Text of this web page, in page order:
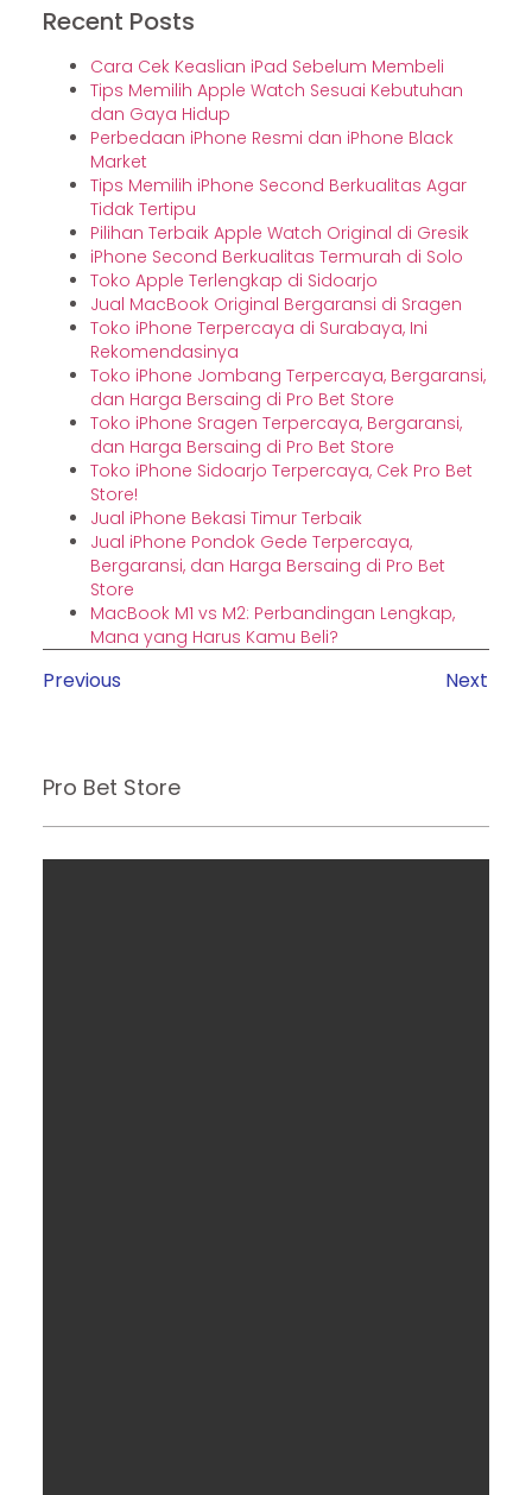
Recent Posts
Cara Cek Keaslian iPad Sebelum Membeli
Tips Memilih Apple Watch Sesuai Kebutuhan
dan Gaya Hidup
Perbedaan iPhone Resmi dan iPhone Black
Market
Tips Memilih iPhone Second Berkualitas Agar
Tidak Tertipu
Pilihan Terbaik Apple Watch Original di Gresik
iPhone Second Berkualitas Termurah di Solo
Toko Apple Terlengkap di Sidoarjo
Jual MacBook Original Bergaransi di Sragen
Toko iPhone Terpercaya di Surabaya, Ini
Rekomendasinya
Toko iPhone Jombang Terpercaya, Bergaransi,
dan Harga Bersaing di Pro Bet Store
Toko iPhone Sragen Terpercaya, Bergaransi,
dan Harga Bersaing di Pro Bet Store
Toko iPhone Sidoarjo Terpercaya, Cek Pro Bet
Store!
Jual iPhone Bekasi Timur Terbaik
Jual iPhone Pondok Gede Terpercaya,
Bergaransi, dan Harga Bersaing di Pro Bet
Store
MacBook M1 vs M2: Perbandingan Lengkap,
Mana yang Harus Kamu Beli?
Previous Next
Pro Bet Store